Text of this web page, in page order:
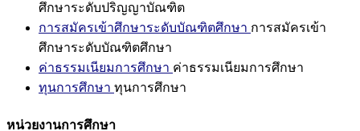
ศึกษาระดับปริญญาบัณฑิต
การสมัครเข้าศึกษาระดับบัณฑิตศึกษา การสมัครเข้า
ศึกษาระดับบัณฑิตศึกษา
ค่าธรรมเนียมการศึกษา ค่าธรรมเนียมการศึกษา
ทุนการศึกษา ทุนการศึกษา
หน่วยงานการศึกษา